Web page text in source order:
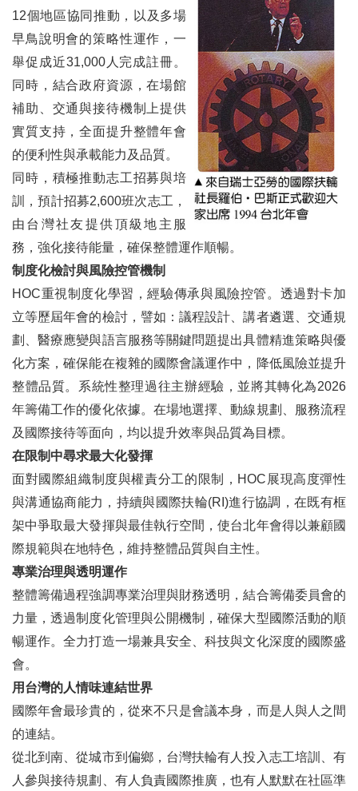
12個地區協同推動，以及多場
早鳥說明會的策略性運作，一
舉促成近31,000人完成註冊。
同時，結合政府資源，在場館
補助、交通與接待機制上提供
實質支持，全面提升整體年會
的便利性與承載能力及品質。
同時，積極推動志工招募與培
訓，預計招募2,600班次志工，
由台灣社友提供頂級地主服
務，強化接待能量，確保整體運作順暢。
制度化檢討與風險控管機制
HOC重視制度化學習，經驗傳承與風險控管。透過對卡加
立等歷屆年會的檢討，譬如：議程設計、講者遴選、交通規
劃、醫療應變與語言服務等關鍵問題提出具體精進策略與優
化方案，確保能在複雜的國際會議運作中，降低風險並提升
整體品質。系統性整理過往主辦經驗，並將其轉化為2026
年籌備工作的優化依據。在場地選擇、動線規劃、服務流程
及國際接待等面向，均以提升效率與品質為目標。
在限制中尋求最大化發揮
面對國際組織制度與權責分工的限制，HOC展現高度彈性
與溝通協商能力，持續與國際扶輪(RI)進行協調，在既有框
架中爭取最大發揮與最佳執行空間，使台北年會得以兼顧國
際規範與在地特色，維持整體品質與自主性。
專業治理與透明運作
整體籌備過程強調專業治理與財務透明，結合籌備委員會的
力量，透過制度化管理與公開機制，確保大型國際活動的順
暢運作。全力打造一場兼具安全、科技與文化深度的國際盛
會。
用台灣的人情味連結世界
國際年會最珍貴的，從來不只是會議本身，而是人與人之間
的連結。
從北到南、從城市到偏鄉，台灣扶輪有人投入志工培訓、有
人參與接待規劃、有人負責國際推廣，也有人默默在社區準